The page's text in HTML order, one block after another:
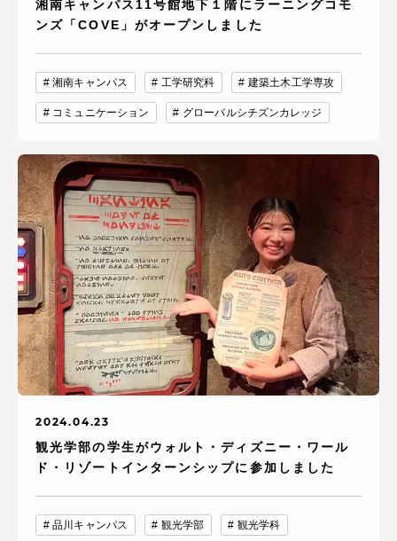
湘南キャンパス11号館地下１階にラーニングコモ
ンズ「COVE」がオープンしました
湘南キャンパス 工学研究科 建築土木工学専攻
コミュニケーション グローバルシチズンカレッジ
2024.04.23
観光学部の学生がウォルト・ディズニー・ワール
ド・リゾートインターンシップに参加しました
品川キャンパス 観光学部 観光学科